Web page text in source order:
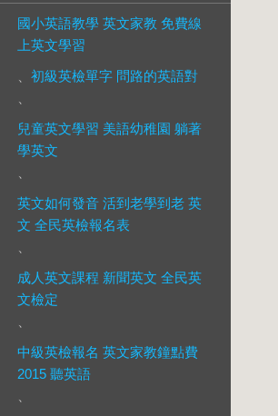
國小英語教學 英文家教 免費線
上英文學習
初級英檢單字 問路的英語對
兒童英文學習 美語幼稚園 躺著
學英文
英文如何發音 活到老學到老 英
文 全民英檢報名表
成人英文課程 新聞英文 全民英
文檢定
中級英檢報名 英文家教鐘點費
2015 聽英語